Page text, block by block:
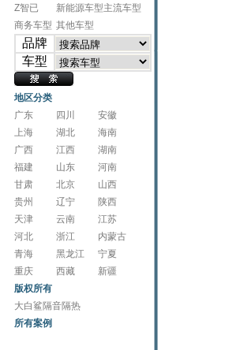
Z智已
新能源车型主流车型
商务车型 其他车型
品牌
车型
地区分类
广东
四川
安徽
上海
湖北
海南
广西
江西
湖南
福建
山东
河南
甘肃
北京
山西
贵州
辽宁
陕西
天津
云南
江苏
河北
浙江
内蒙古
青海
黑龙江
宁夏
重庆
西藏
新疆
版权所有
大白鲨隔音隔热
所有案例